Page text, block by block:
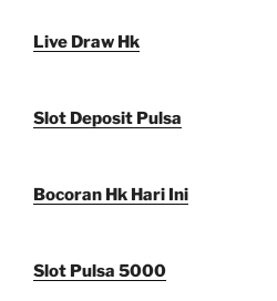
Live Draw Hk
Slot Deposit Pulsa
Bocoran Hk Hari Ini
Slot Pulsa 5000